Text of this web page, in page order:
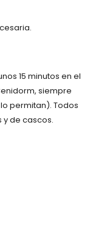
15 minutos en el
siempre
permitan). Todos
y de cascos.